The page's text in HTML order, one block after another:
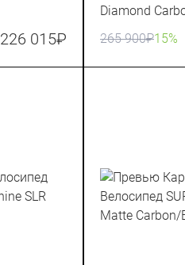
226 015₽
Diamond
265 900₽15%